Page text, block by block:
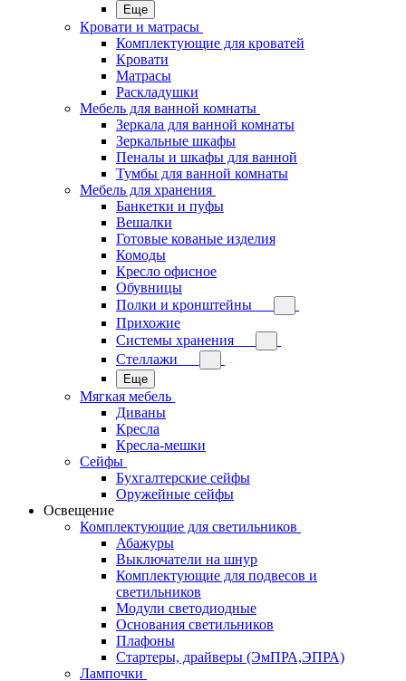
Еще
Кровати и матрасы
Комплектующие для кроватей
Кровати
Матрасы
Раскладушки
Мебель для ванной комнаты
Зеркала для ванной комнаты
Зеркальные шкафы
Пеналы и шкафы для ванной
Тумбы для ванной комнаты
Мебель для хранения
Банкетки и пуфы
Вешалки
Готовые кованые изделия
Комоды
Кресло офисное
Обувницы
Полки и кронштейны
Прихожие
Системы хранения
Стеллажи
Еще
Мягкая мебель
Диваны
Кресла
Кресла-мешки
Сейфы
Бухгалтерские сейфы
Оружейные сейфы
Освещение
Комплектующие для светильников
Абажуры
Выключатели на шнур
Комплектующие для подвесов и
светильников
Модули светодиодные
Основания светильников
Плафоны
Стартеры, драйверы (ЭмПРА,ЭПРА)
Лампочки